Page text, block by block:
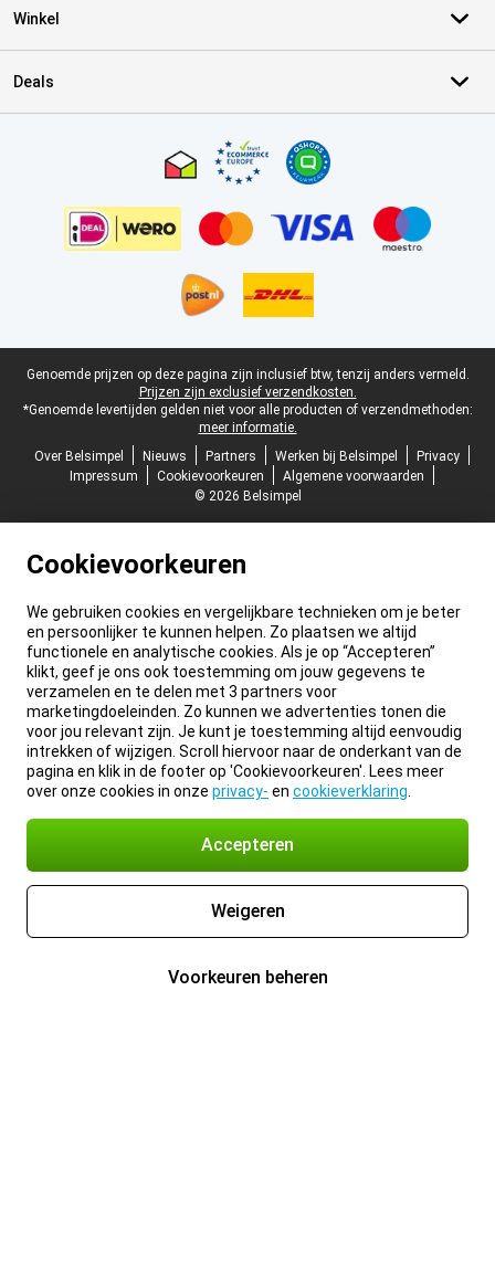
Winkel
Deals
Juridische voettekst
Genoemde prijzen op deze pagina zijn inclusief btw, tenzij anders vermeld.
Prijzen zijn exclusief verzendkosten.
*Genoemde levertijden gelden niet voor alle producten of verzendmethoden:
meer informatie.
Over Belsimpel
Nieuws Partners Werken bij Belsimpel
Privacy
Impressum
Cookievoorkeuren
Algemene voorwaarden
© 2026 Belsimpel
Cookievoorkeuren
We gebruiken cookies en vergelijkbare technieken om je beter
en persoonlijker te kunnen helpen. Zo plaatsen we altijd
functionele en analytische cookies. Als je op “Accepteren”
klikt, geef je ons ook toestemming om jouw gegevens te
verzamelen en te delen met 3 partners voor
marketingdoeleinden. Zo kunnen we advertenties tonen die
voor jou relevant zijn. Je kunt je toestemming altijd eenvoudig
intrekken of wijzigen. Scroll hiervoor naar de onderkant van de
pagina en klik in de footer op 'Cookievoorkeuren'. Lees meer
over onze cookies in onze privacy- en cookieverklaring
Accepteren
Weigeren
Voorkeuren beheren